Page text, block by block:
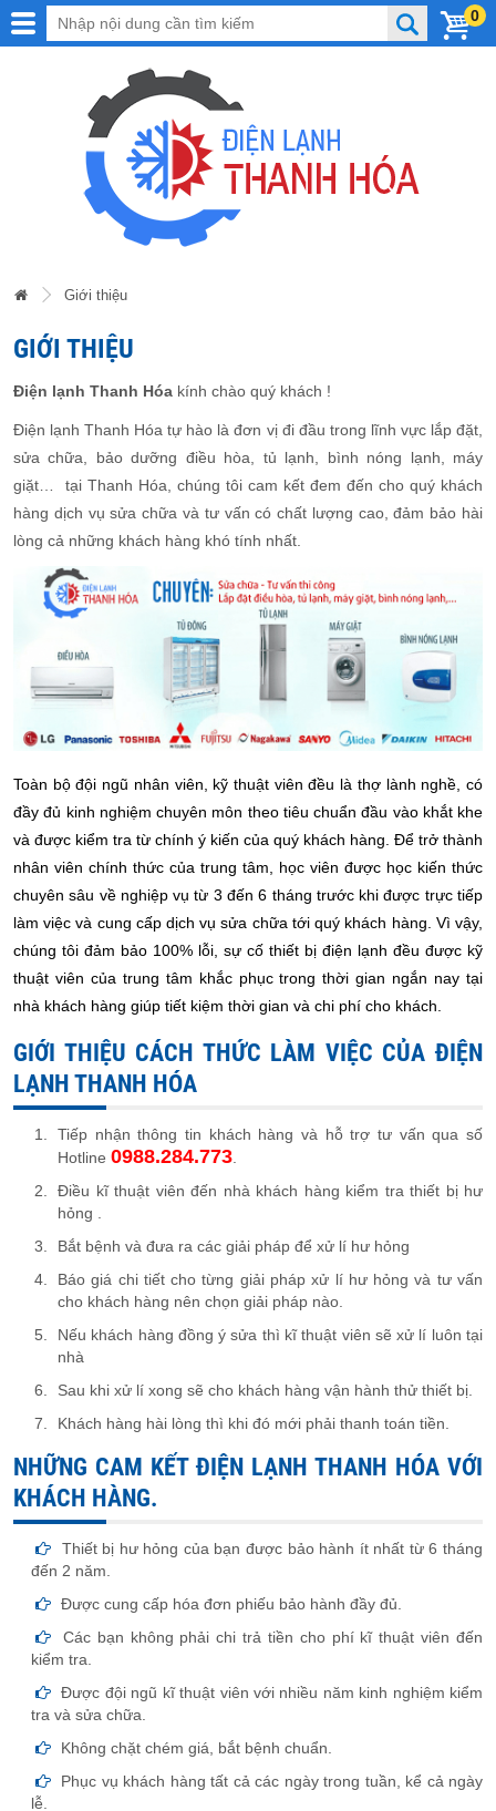
0
Giới thiệu
GIỚI THIỆU
Điện lạnh Thanh Hóa kính chào quý khách !
Điện lạnh Thanh Hóa tự hào là đơn vị đi đầu trong lĩnh vực lắp đặt,
sửa chữa, bảo dưỡng điều hòa, tủ lạnh, bình nóng lạnh, máy
giặt… tại Thanh Hóa, chúng tôi cam kết đem đến cho quý khách
hàng dịch vụ sửa chữa và tư vấn có chất lượng cao, đảm bảo hài
lòng cả những khách hàng khó tính nhất.
Toàn bộ đội ngũ nhân viên, kỹ thuật viên đều là thợ lành nghề, có
đầy đủ kinh nghiệm chuyên môn theo tiêu chuẩn đầu vào khắt khe
và được kiểm tra từ chính ý kiến của quý khách hàng. Để trở thành
nhân viên chính thức của trung tâm, học viên được học kiến thức
chuyên sâu về nghiệp vụ từ 3 đến 6 tháng trước khi được trực tiếp
làm việc và cung cấp dịch vụ sửa chữa tới quý khách hàng. Vì vậy,
chúng tôi đảm bảo 100% lỗi, sự cố thiết bị điện lạnh đều được kỹ
thuật viên của trung tâm khắc phục trong thời gian ngắn nay tại
nhà khách hàng giúp tiết kiệm thời gian và chi phí cho khách.
GIỚI THIỆU CÁCH THỨC LÀM VIỆC CỦA ĐIỆN
LẠNH THANH HÓA
Tiếp nhận thông tin khách hàng và hỗ trợ tư vấn qua số
Hotline 0988.284.773.
Điều kĩ thuật viên đến nhà khách hàng kiểm tra thiết bị hư
hỏng .
Bắt bệnh và đưa ra các giải pháp để xử lí hư hỏng
Báo giá chi tiết cho từng giải pháp xử lí hư hỏng và tư vấn
cho khách hàng nên chọn giải pháp nào.
Nếu khách hàng đồng ý sửa thì kĩ thuật viên sẽ xử lí luôn tại
nhà
Sau khi xử lí xong sẽ cho khách hàng vận hành thử thiết bị.
Khách hàng hài lòng thì khi đó mới phải thanh toán tiền.
NHỮNG CAM KẾT ĐIỆN LẠNH THANH HÓA VỚI
KHÁCH HÀNG.
Thiết bị hư hỏng của bạn được bảo hành ít nhất từ 6 tháng
đến 2 năm.
Được cung cấp hóa đơn phiếu bảo hành đầy đủ.
Các bạn không phải chi trả tiền cho phí kĩ thuật viên đến
kiểm tra.
Được đội ngũ kĩ thuật viên với nhiều năm kinh nghiệm kiểm
tra và sửa chữa.
Không chặt chém giá, bắt bệnh chuẩn.
Phục vụ khách hàng tất cả các ngày trong tuần, kể cả ngày
lễ.